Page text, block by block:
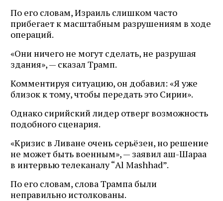
По его словам, Израиль слишком часто
прибегает к масштабным разрушениям в ходе
операций.
«Они ничего не могут сделать, не разрушая
здания», — сказал Трамп.
Комментируя ситуацию, он добавил: «Я уже
близок к тому, чтобы передать это Сирии».
Однако сирийский лидер отверг возможность
подобного сценария.
«Кризис в Ливане очень серьёзен, но решение
не может быть военным», — заявил аш-Шараа
в интервью телеканалу “Al Mashhad”.
По его словам, слова Трампа были
неправильно истолкованы.